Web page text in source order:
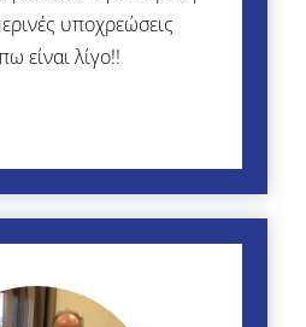
υποχρεώσεις
είναι λίγο!!